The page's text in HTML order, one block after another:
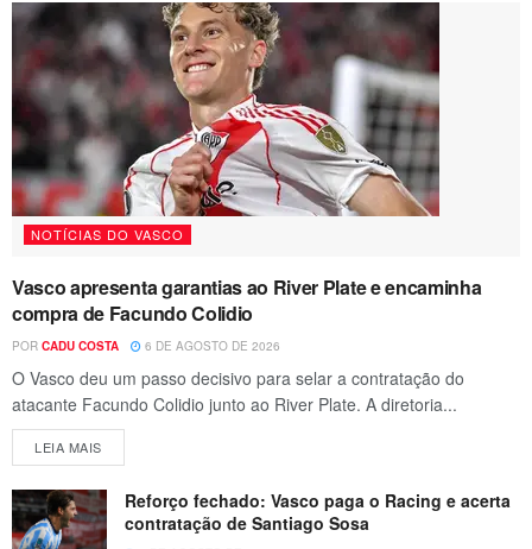
NOTÍCIAS DO VASCO
Vasco apresenta garantias ao River Plate e encaminha
compra de Facundo Colidio
POR CADU COSTA 6 DE AGOSTO DE 2026
O Vasco deu um passo decisivo para selar a contratação do
atacante Facundo Colidio junto ao River Plate. A diretoria...
LEIA MAIS
Reforço fechado: Vasco paga o Racing e acerta
contratação de Santiago Sosa